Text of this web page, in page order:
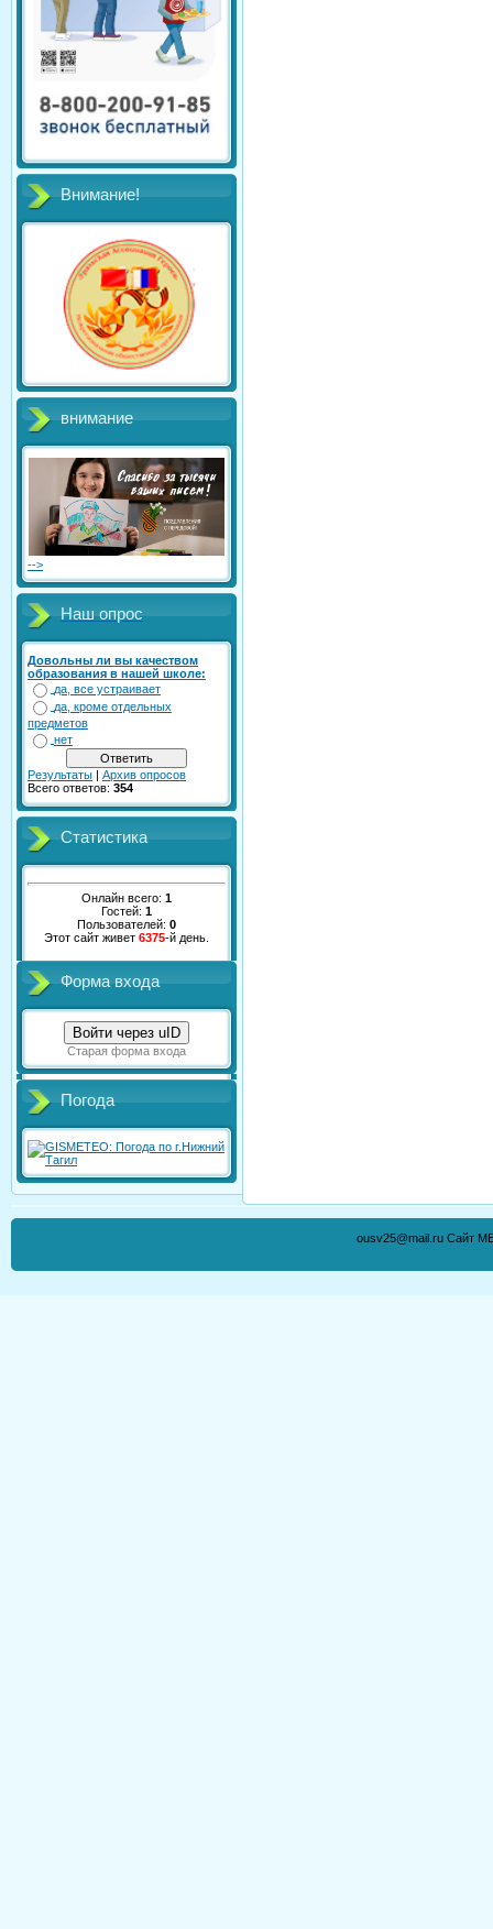
Внимание!
внимание
-->
Наш опрос
Довольны ли вы качеством
образования в нашей школе:
да, все устраивает
да, кроме отдельных
предметов
нет
Результаты | Архив опросов
Всего ответов: 354
Статистика
Онлайн всего: 1
Гостей: 1
Пользователей: 0
Этот сайт живет 6375-й день.
Форма входа
Войти через uID
Старая форма входа
Погода
ousv25@mail.ru Сайт